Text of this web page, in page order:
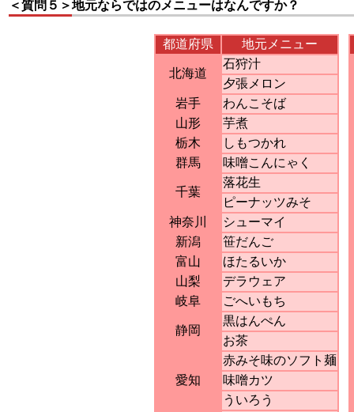
＜質問５＞地元ならではのメニューはなんですか？
都道府県 地元メニュー
北海道
石狩汁
夕張メロン
岩手
わんこそば
山形
芋煮
栃木
しもつかれ
群馬
味噌こんにゃく
千葉
落花生
ピーナッツみそ
神奈川
シューマイ
新潟
笹だんご
富山
ほたるいか
山梨
デラウェア
岐阜
ごへいもち
静岡
黒はんぺん
お茶
愛知
赤みそ味のソフト麺
味噌カツ
ういろう